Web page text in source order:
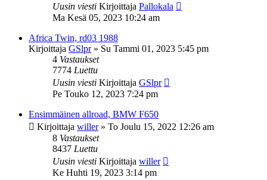
Uusin viesti Kirjoittaja Pallokala
Ma Kesä 05, 2023 10:24 am
Africa Twin, rd03 1988
Kirjoittaja GSlpr» Su Tammi 01, 2023 5:45 pm
4 Vastaukset
7774 Luettu
Uusin viesti Kirjoittaja GSlpr
Pe Touko 12, 2023 7:24 pm
Ensimmäinen allroad, BMW F650
Kirjoittaja willer» To Joulu 15, 2022 12:26 am
8 Vastaukset
8437 Luettu
Uusin viesti Kirjoittaja willer
Ke Huhti 19, 2023 3:14 pm